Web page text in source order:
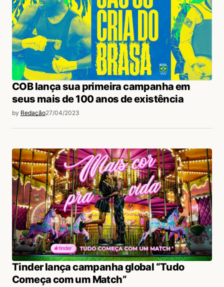
COB lança sua primeira campanha em
seus mais de 100 anos de existência
by Redação27/04/2023
Tinder lança campanha global “Tudo
Começa com um Match”